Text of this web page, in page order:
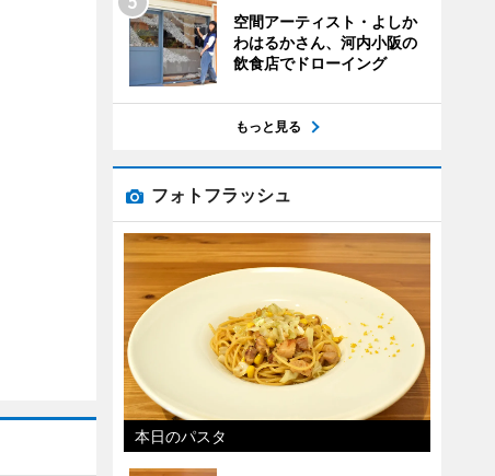
空間アーティスト・よしか
わはるかさん、河内小阪の
飲食店でドローイング
もっと見る
フォトフラッシュ
本日のパスタ